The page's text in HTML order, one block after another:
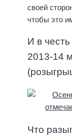
своей
чтобы это
И в
2013-14
Что